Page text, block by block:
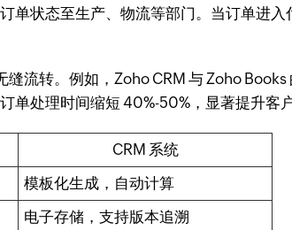
单状态至生产、物流等部门。当订单进
缝流转。例如，Zoho CRM 与 Zoho
单处理时间缩短 40%-50%，显著提升客
CRM 系统
模板化生成，自动计算
电子存储，支持版本追溯